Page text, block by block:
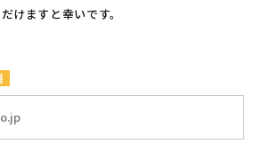
けますと幸いです。